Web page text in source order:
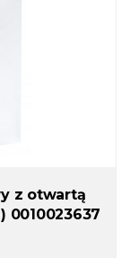
z otwartą
0010023637